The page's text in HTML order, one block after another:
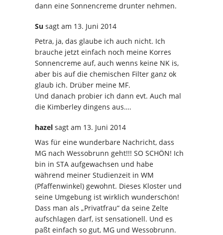
dann eine Sonnencreme drunter nehmen.
Su sagt am 13. Juni 2014
Petra, ja, das glaube ich auch nicht. Ich
brauche jetzt einfach noch meine Korres
Sonnencreme auf, auch wenns keine NK is,
aber bis auf die chemischen Filter ganz ok
glaub ich. Drüber meine MF.
Und danach probier ich dann evt. Auch mal
die Kimberley dingens aus….
hazel sagt am 13. Juni 2014
Was für eine wunderbare Nachricht, dass
MG nach Wessobrunn geht!!! SO SCHÖN! Ich
bin in STA aufgewachsen und habe
während meiner Studienzeit in WM
(Pfaffenwinkel) gewohnt. Dieses Kloster und
seine Umgebung ist wirklich wunderschön!
Dass man als „Privatfrau“ da seine Zelte
aufschlagen darf, ist sensationell. Und es
paßt einfach so gut, MG und Wessobrunn.